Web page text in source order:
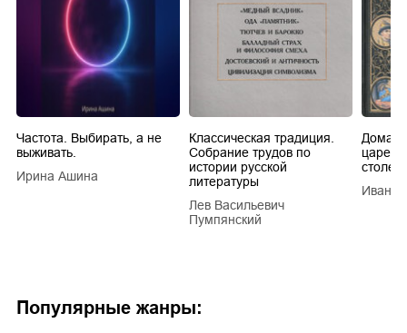
Популярные жанры:
Частота. Выбирать, а не
выживать.
Ирина Ашина
Классическая традиция.
Собрание трудов по
истории русской
литературы
Лев Васильевич
Пумпянский
царей
Иван